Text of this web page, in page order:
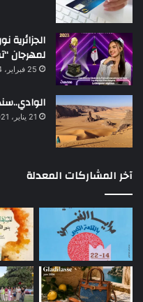
الجزائرية
لمهرجان
25 فبراير، 2024
21 يناير، 2021
آخر المشاركات المعدلة